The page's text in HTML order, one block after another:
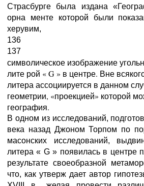
Страсбурге была издана
орна менте которой были
херувим,
136
137
символическое изображение
лите рой « G » в центре. Вне
литера ассоциируется в данном
геометрии, «проекцией» которой
география.
В одном из исследований,
века назад Джоном Торпом по
масонских исследований,
литера « G » появилась в центре
результате своеобразной
что, как утверж дает автор